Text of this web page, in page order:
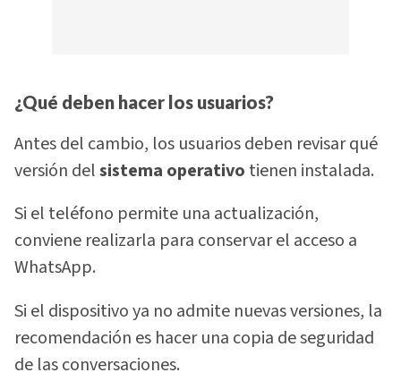
¿Qué deben hacer los usuarios?
Antes del cambio, los usuarios deben revisar qué
versión delsistema operativo tienen instalada.
Si el teléfono permite una actualización,
conviene realizarla para conservar el acceso a
WhatsApp.
Si el dispositivo ya no admite nuevas versiones, la
recomendación es hacer una copia de seguridad
de las conversaciones.